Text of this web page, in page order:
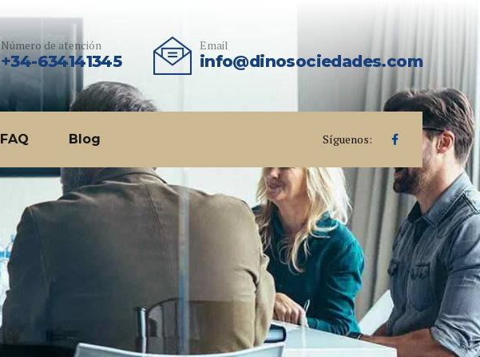
Número de atención
+34-634141345
Email
info@dinosociedades.com
Síguenos:
FAQ Blog